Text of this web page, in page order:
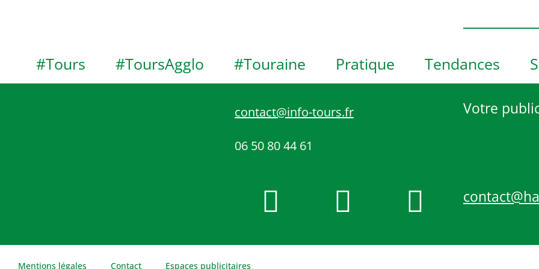
V
i
e
#Tours #ToursAgglo #Touraine Pratique Tendances
contact@info-tours.fr
06 50 80 44 61
Votre
Mentions légales Contact Espaces publicitaires